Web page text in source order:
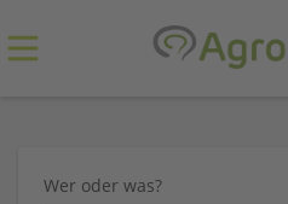
Wer oder was?